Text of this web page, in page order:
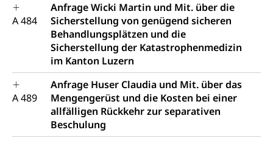
A 484
Anfrage Wicki Martin und Mit. über die
Sicherstellung von genügend sicheren
Behandlungsplätzen und die
Sicherstellung der Katastrophenmedizin
im Kanton Luzern
A 489
Anfrage Huser Claudia und Mit. über das
Mengengerüst und die Kosten bei einer
allfälligen Rückkehr zur separativen
Beschulung